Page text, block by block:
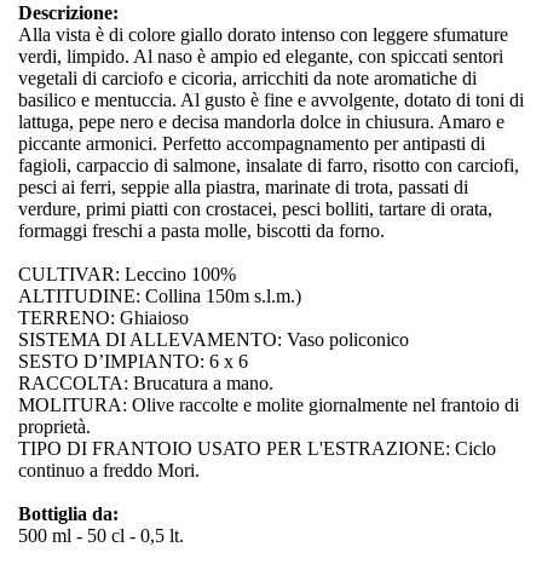
Descrizione:
Alla vista è di colore giallo dorato intenso con leggere sfumature
verdi, limpido. Al naso è ampio ed elegante, con spiccati sentori
vegetali di carciofo e cicoria, arricchiti da note aromatiche di
basilico e mentuccia. Al gusto è fine e avvolgente, dotato di toni di
lattuga, pepe nero e decisa mandorla dolce in chiusura. Amaro e
piccante armonici. Perfetto accompagnamento per antipasti di
fagioli, carpaccio di salmone, insalate di farro, risotto con carciofi,
pesci ai ferri, seppie alla piastra, marinate di trota, passati di
verdure, primi piatti con crostacei, pesci bolliti, tartare di orata,
formaggi freschi a pasta molle, biscotti da forno.
CULTIVAR: Leccino 100%
ALTITUDINE: Collina 150m s.l.m.)
TERRENO: Ghiaioso
SISTEMA DI ALLEVAMENTO: Vaso policonico
SESTO D’IMPIANTO: 6 x 6
RACCOLTA: Brucatura a mano.
MOLITURA: Olive raccolte e molite giornalmente nel frantoio di
proprietà.
TIPO DI FRANTOIO USATO PER L'ESTRAZIONE: Ciclo
continuo a freddo Mori.
Bottiglia da:
500 ml - 50 cl - 0,5 lt.